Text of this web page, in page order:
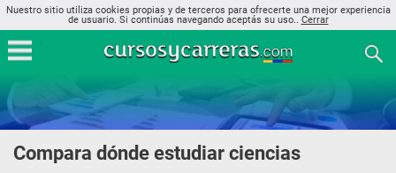
Nuestro sitio utiliza cookies propias y de terceros para ofrecerte una mejor experiencia
de usuario. Si continúas navegando aceptás su uso.. Cerrar
Compara dónde estudiar ciencias